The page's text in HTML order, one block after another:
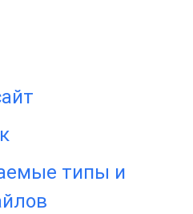
типы и